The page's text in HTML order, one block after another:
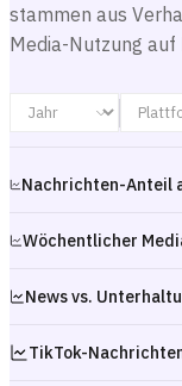
stammen aus
Media-Nutzung